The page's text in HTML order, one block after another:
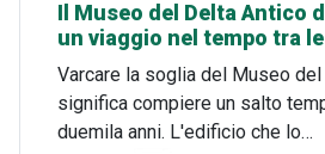
Il Museo del Delta Antico
un viaggio nel tempo tra
Varcare la soglia del Museo
significa compiere un salto
duemila anni. L'edificio che lo…